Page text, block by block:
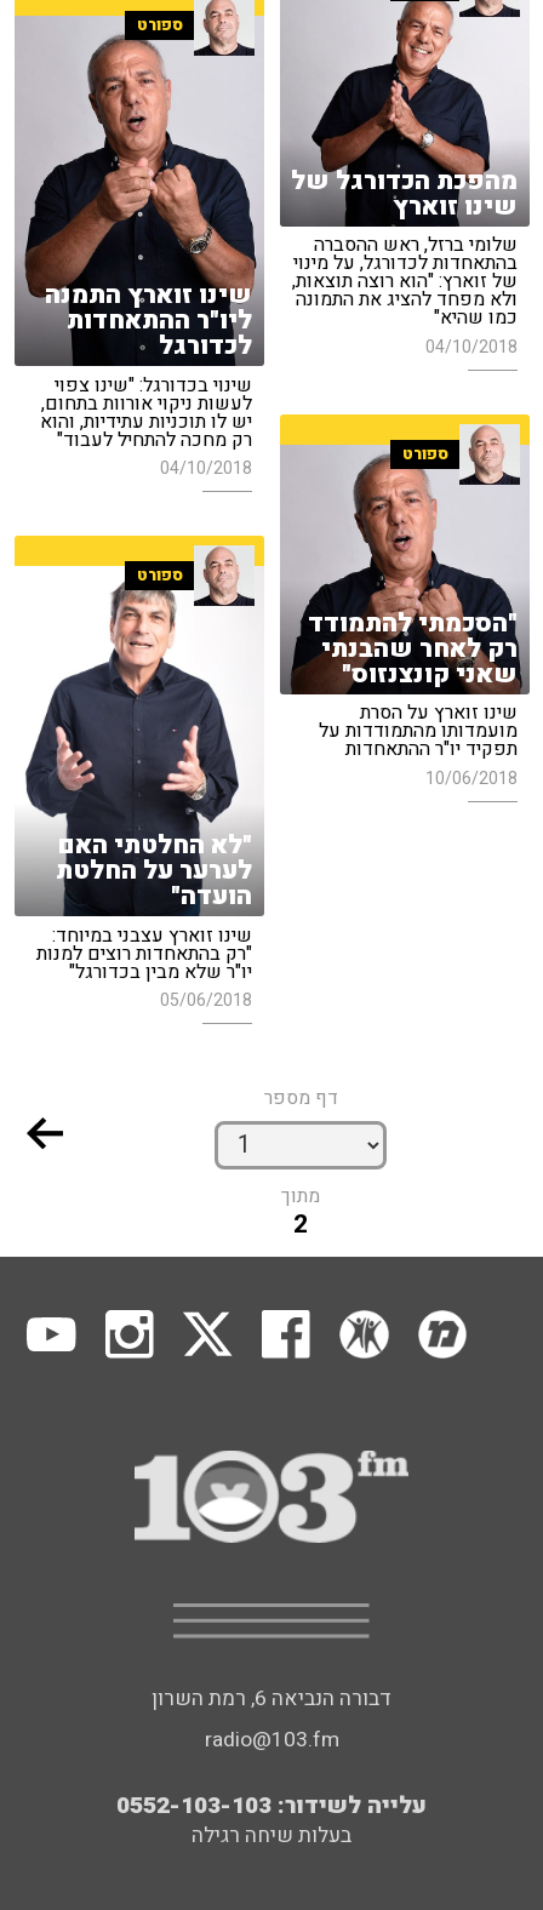
מהפכת הכדורגל של
שינו זוארץ
שלומי ברזל, ראש ההסברה
בהתאחדות לכדורגל, על מינוי
של זוארץ: "הוא רוצה תוצאות,
ולא מפחד להציג את התמונה
כמו שהיא"
04/10/2018
ספורט
שינו זוארץ התמנה
ליו"ר ההתאחדות
לכדורגל
שינוי בכדורגל: "שינו צפוי
לעשות ניקוי אורוות בתחום,
יש לו תוכניות עתידיות, והוא
רק מחכה להתחיל לעבוד"
04/10/2018
ספורט
"הסכמתי להתמודד
רק לאחר שהבנתי
שאני קונצנזוס"
שינו זוארץ על הסרת
מועמדותו מהתמודדות על
תפקיד יו"ר ההתאחדות
10/06/2018
ספורט
"לא החלטתי האם
לערער על החלטת
הועדה"
שינו זוארץ עצבני במיוחד:
"רק בהתאחדות רוצים למנות
יו"ר שלא מבין בכדורגל"
05/06/2018
דף מספר
מתוך
2
דבורה הנביאה 6, רמת השרון
radio@103.fm
עלייה לשידור: 0552-103-103
בעלות שיחה רגילה